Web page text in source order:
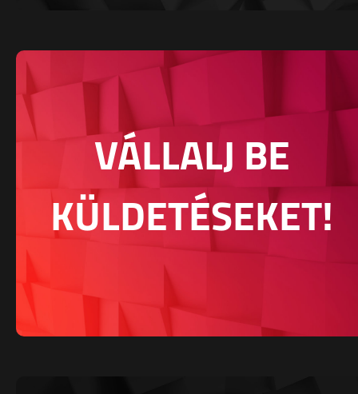
VÁLLALJ BE
KÜLDETÉSEKET!